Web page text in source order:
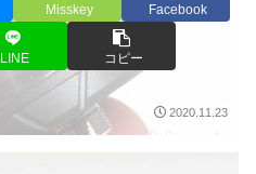
Misskey Facebook
LINE コピー
2020.11.23